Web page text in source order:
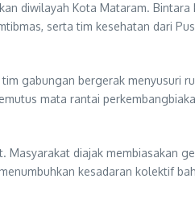
diwilayah Kota Mataram. Bintara
serta tim kesehatan dari
gabungan bergerak menyusuri
mata rantai
diajak membiasakan
kesadaran kolektif